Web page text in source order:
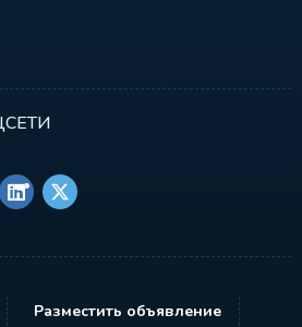
Разместить объявление